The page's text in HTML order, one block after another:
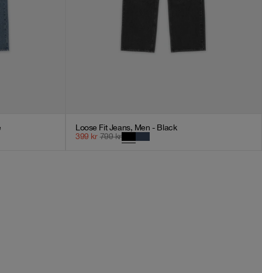
Loose Fit Jeans, Men - Black
399 kr 799 kr